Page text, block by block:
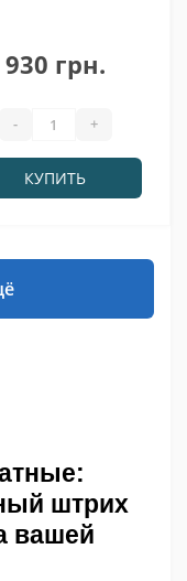
930 грн.
- +
КУПИТЬ
штрих
вашей